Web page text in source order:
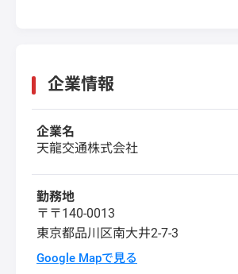
企業情報
企業名
天龍交通株式会社
勤務地
〒〒140-0013
東京都品川区南大井2-7-3
Google Mapで見る